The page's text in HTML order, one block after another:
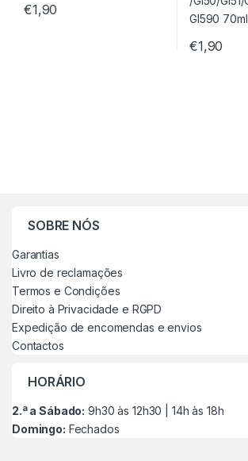
€1,90
€1,90
SOBRE NÓS
Garantias
Livro de reclamações
Termos e Condições
Direito à Privacidade e RGPD
Expedição de encomendas e envios
Contactos
HORÁRIO
2.ª a Sábado: 9h30 às 12h30 | 14h às 18h
Domingo: Fechados